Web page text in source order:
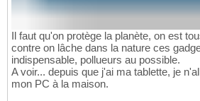
Il faut qu'on protège la planète, on est
contre on lâche dans la nature ces
indispensable, pollueurs au possible.
A voir... depuis que j'ai ma tablette, je
mon PC à la maison.